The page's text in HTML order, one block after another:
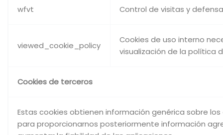
wfvt Control de visitas y
viewed_cookie_policy
Cookies de uso interno
visualización de la política
Cookies de terceros
Estas cookies obtienen información genérica sobre
para proporcionarnos posteriormente información